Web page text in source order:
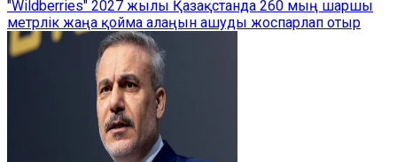
"Wildberries" 2027 жылы Қазақстанда 260 мың шаршы
метрлік жаңа қойма алаңын ашуды жоспарлап отыр